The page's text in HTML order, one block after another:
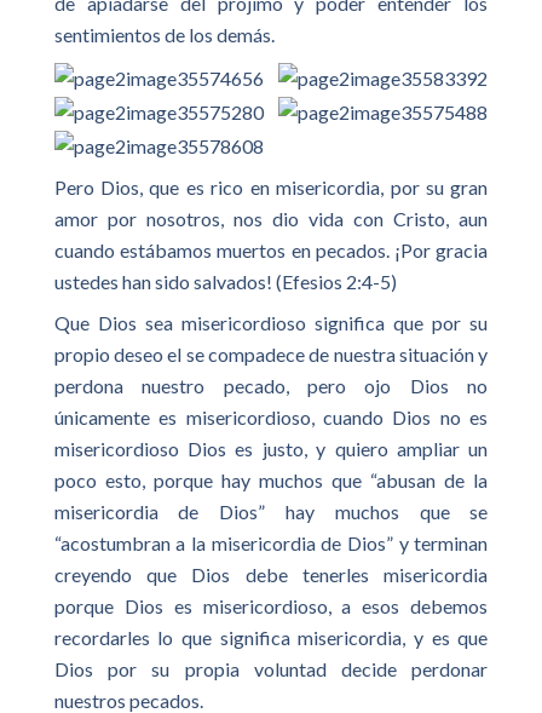
sentimientos de los demás.
Pero Dios, que es rico en misericordia, por su gran
amor por nosotros, nos dio vida con Cristo, aun
cuando estábamos muertos en pecados. ¡Por gracia
ustedes han sido salvados! (Efesios 2:4-5)
Que Dios sea misericordioso significa que por su
propio deseo el se compadece de nuestra situación y
perdona nuestro pecado, pero ojo Dios no
únicamente es misericordioso, cuando Dios no es
misericordioso Dios es justo, y quiero ampliar un
poco esto, porque hay muchos que “abusan de la
misericordia de Dios” hay muchos que se
“acostumbran a la misericordia de Dios” y terminan
creyendo que Dios debe tenerles misericordia
porque Dios es misericordioso, a esos debemos
recordarles lo que significa misericordia, y es que
Dios por su propia voluntad decide perdonar
nuestros pecados.